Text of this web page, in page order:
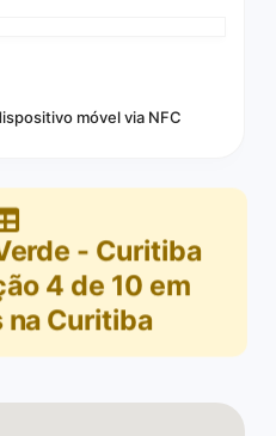
móvel via NFC
- Curitiba
4 de 10 em
Curitiba